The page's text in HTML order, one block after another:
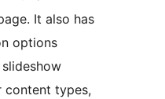
It also has
options
content types,